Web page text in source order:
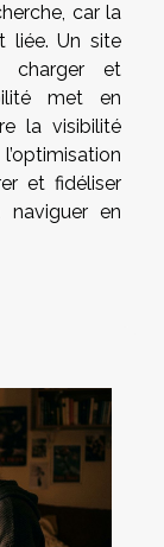
car la
liée. Un site
charger et
met en
la visibilité
et fidéliser
naviguer en